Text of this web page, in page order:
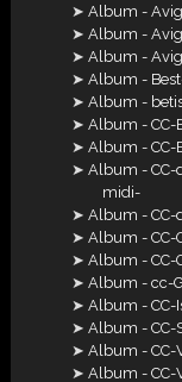
Album -
Album -
Album -
Album -
Album -
Album - CC-
Album - CC-
Album - CC-
midi-
Album - CC-
Album - CC-
Album - CC-
Album - cc-
Album - CC-
Album - CC-
Album - CC-
Album - CC-